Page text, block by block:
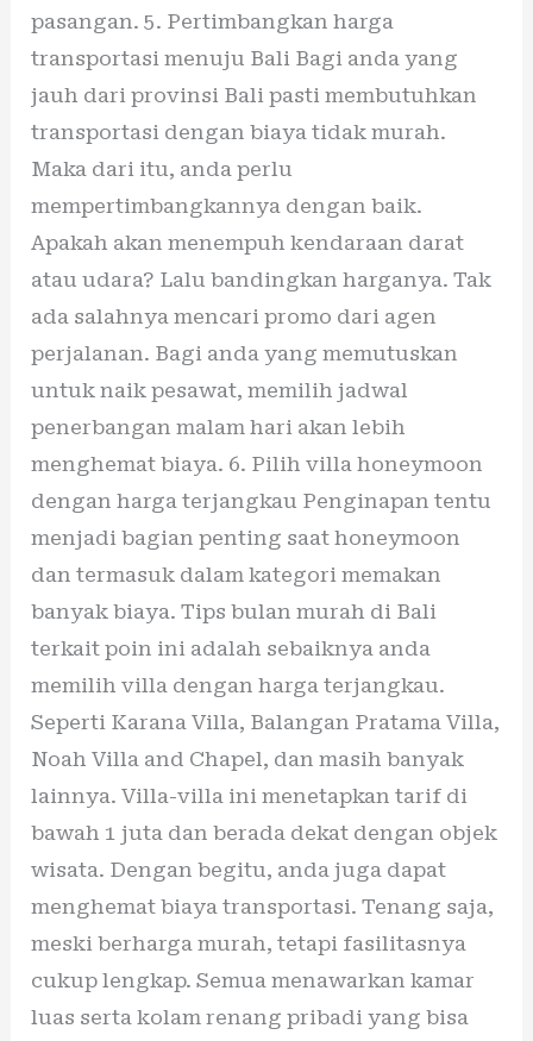
pasangan. 5. Pertimbangkan harga
transportasi menuju Bali Bagi anda yang
jauh dari provinsi Bali pasti membutuhkan
transportasi dengan biaya tidak murah.
Maka dari itu, anda perlu
mempertimbangkannya dengan baik.
Apakah akan menempuh kendaraan darat
atau udara? Lalu bandingkan harganya. Tak
ada salahnya mencari promo dari agen
perjalanan. Bagi anda yang memutuskan
untuk naik pesawat, memilih jadwal
penerbangan malam hari akan lebih
menghemat biaya. 6. Pilih villa honeymoon
dengan harga terjangkau Penginapan tentu
menjadi bagian penting saat honeymoon
dan termasuk dalam kategori memakan
banyak biaya. Tips bulan murah di Bali
terkait poin ini adalah sebaiknya anda
memilih villa dengan harga terjangkau.
Seperti Karana Villa, Balangan Pratama Villa,
Noah Villa and Chapel, dan masih banyak
lainnya. Villa-villa ini menetapkan tarif di
bawah 1 juta dan berada dekat dengan objek
wisata. Dengan begitu, anda juga dapat
menghemat biaya transportasi. Tenang saja,
meski berharga murah, tetapi fasilitasnya
cukup lengkap. Semua menawarkan kamar
luas serta kolam renang pribadi yang bisa